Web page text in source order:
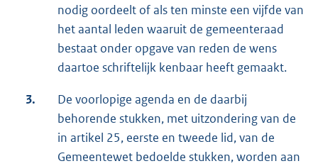
nodig oordeelt of als ten minste een vijfde van
het aantal leden waaruit de gemeenteraad
bestaat onder opgave van reden de wens
daartoe schriftelijk kenbaar heeft gemaakt.
3.
De voorlopige agenda en de daarbij
behorende stukken, met uitzondering van de
in artikel 25, eerste en tweede lid, van de
Gemeentewet bedoelde stukken, worden aan